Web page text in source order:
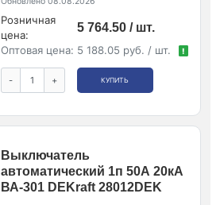
Розничная
цена:
5 764.50 / шт.
Оптовая цена: 5 188.05 руб. / шт. !
- + КУПИТЬ
Выключатель
автоматический 1п 50А 20кА
ВА-301 DEKraft 28012DEK